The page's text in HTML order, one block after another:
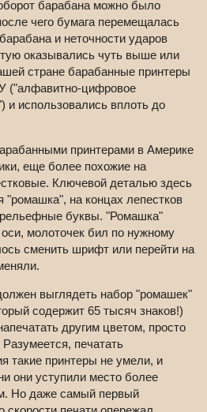
барабана можно было
чего бумага перемещалась
и неточности ударов
оказывались чуть выше или
стране барабанные принтеры
("алфавитно-цифровое
и использовались вплоть до
принтерами в Америке
еще более похожие на
Ключевой деталью здесь
"ромашка", на концах лепестков
буквы. "Ромашка"
молоточек бил по нужному
сменить шрифт или перейти на
выглядеть набор "ромашек"
содержит 65 тысяч знаков!)
другим цветом, просто
печатать
такие принтеры не умели, и
они уступили место более
Но даже самый первый